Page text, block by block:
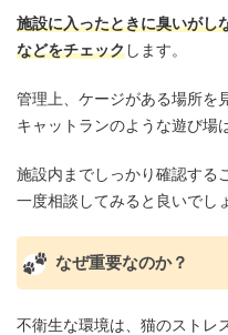
施設に入ったときに臭いがし
などをチェックします。
管理上、ケージがある場所を
キャットランのような遊び場
施設内までしっかり確認する
一度相談してみると良いでし
なぜ重要なのか？
不衛生な環境は、猫のストレ